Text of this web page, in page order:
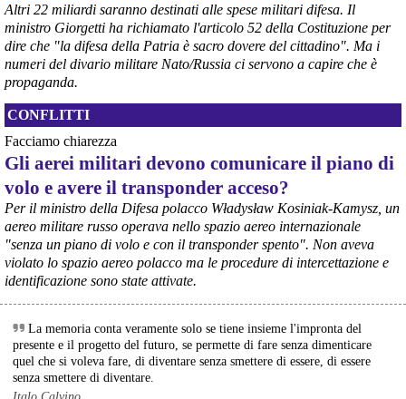
@peacelink - 6/8/2026 21:35
Ultimi cento milioni di euro per l’ex Ilva, poi non saranno più
possibili nuovi aiuti di Stato. Lo ha confermato il ministro Adolfo
Urso durante l’incontro al Mimit con le imprese dell’indotto: la
tranche conclusiva del prestito autorizzato dall’Unione europea
dovrà essere erogata entro il 9 agosto e restituita dal futuro
acquirente.
Fonte: Studio100
#ILVA
@peacelink - 6/8/2026 21:08
Il governatore di Puglia Decaro esce dal vertice al Mimit più
preoccupato di come era entrato, lamentando l’assenza di certezze
sulla procedura di gara e ribadendo la necessità di un ruolo diretto
dello Stato.
Anche il sindaco di Taranto, Bitetti, chiede un piano industriale
chiaro, garanzie sulla salute e strumenti di tutela per i lavoratori
dell’area a freddo. La Provincia parla di un tavolo “senza decisioni”.
Fonte: Cronache Tarantine
#ILVA
@peacelink - 6/8/2026 21:08
cronachetarantine.it/index.php
Altri 22 miliardi saranno destinati alle spese militari difesa. Il
ministro Giorgetti ha richiamato l'articolo 52 della Costituzione per
dire che "la difesa della Patria è sacro dovere del cittadino". Ma i
numeri del divario militare Nato/Russia ci servono a capire che è
propaganda.
CONFLITTI
Facciamo chiarezza
Gli aerei militari devono comunicare il piano di
volo e avere il transponder acceso?
Per il ministro della Difesa polacco Władysław Kosiniak-Kamysz, un
aereo militare russo operava nello spazio aereo internazionale
"senza un piano di volo e con il transponder spento". Non aveva
violato lo spazio aereo polacco ma le procedure di intercettazione e
identificazione sono state attivate.
La memoria conta veramente solo se tiene insieme l'impronta del
presente e il progetto del futuro, se permette di fare senza dimenticare
quel che si voleva fare, di diventare senza smettere di essere, di essere
senza smettere di diventare.